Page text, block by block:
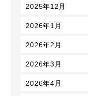
2025年12月
2026年1月
2026年2月
2026年3月
2026年4月